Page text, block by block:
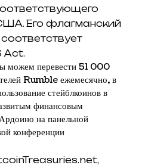
Его флагманский
Act.
можем перевести 51 000
Rumble ежемесячно, в
стейблкоинов в
финансовым
на панельной
конференции